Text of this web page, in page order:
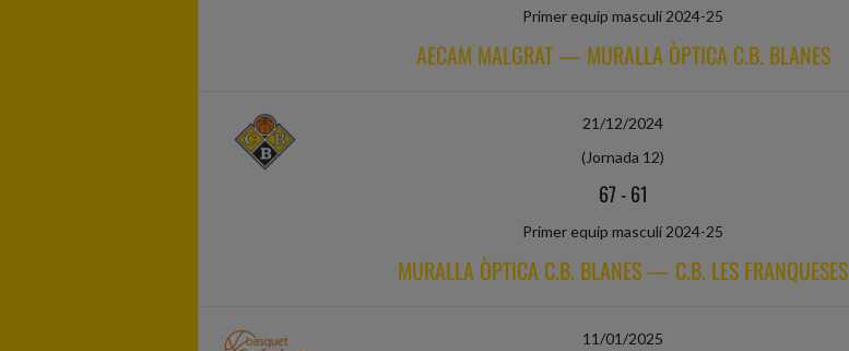
Primer equip masculí 2024-25
AECAM MALGRAT — MURALLA ÒPTICA C.B. BLANES
21/12/2024
(Jornada 12)
67-61
Primer equip masculí 2024-25
MURALLA ÒPTICA C.B. BLANES — C.B. LES FRANQUESES
11/01/2025